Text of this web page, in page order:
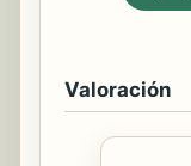
Valoración